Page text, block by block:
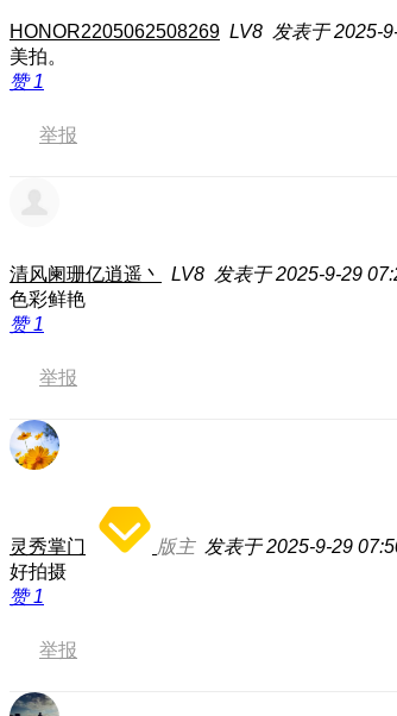
HONOR2205062508269 LV8 发表于 2025-
美拍。
赞1
举报
清风阑珊亿逍遥丶 LV8 发表于 2025-9-29
色彩鲜艳
赞1
举报
灵秀掌门 版主 发表于 2025-9-29
好拍摄
赞1
举报